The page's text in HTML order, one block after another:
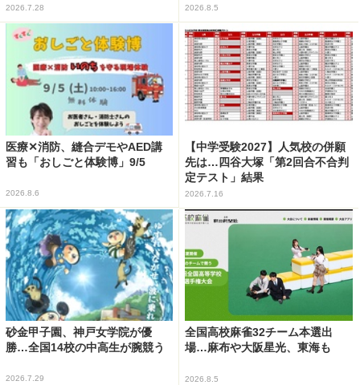
2026.7.28 2026.8.5
医療✕消防、縫合デモやAED講
習も「おしごと体験博」9/5
2026.8.6
【中学受験2027】人気校の併願
先は…四谷大塚「第2回合不合判
定テスト」結果
2026.7.16
砂金甲子園、神戸女学院が優
勝…全国14校の中高生が腕競う
2026.7.29
全国高校麻雀32チーム本選出
場…麻布や大阪星光、東海も
2026.8.5